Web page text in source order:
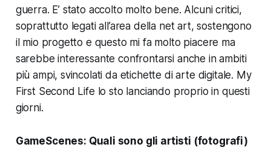
guerra. E’ stato accolto molto bene. Alcuni critici,
soprattutto legati all’area della net art, sostengono
il mio progetto e questo mi fa molto piacere ma
sarebbe interessante confrontarsi anche in ambiti
più ampi, svincolati da etichette di arte digitale. My
First Second Life lo sto lanciando proprio in questi
giorni.
GameScenes: Quali sono gli artisti (fotografi)